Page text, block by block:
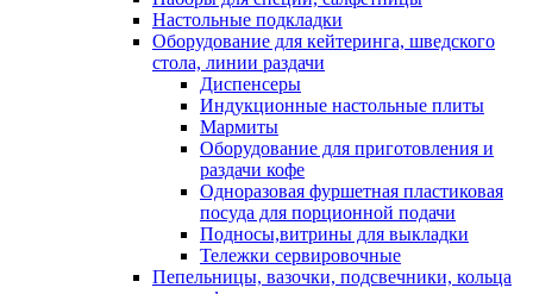
Настольные подкладки
Оборудование для кейтеринга, шведского
стола, линии раздачи
Диспенсеры
Индукционные настольные плиты
Мармиты
Оборудование для приготовления и
раздачи кофе
Одноразовая фуршетная пластиковая
посуда для порционной подачи
Подносы,витрины для выкладки
Тележки сервировочные
Пепельницы, вазочки, подсвечники, кольца